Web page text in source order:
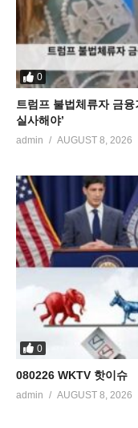
0
트럼프 불법체류자 금
실사해야’
admin AUGUST 8, 2026
0
080226 WKTV 핫이슈
admin AUGUST 8, 2026